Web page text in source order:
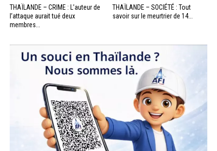
THAÏLANDE – CRIME : L’auteur de
l’attaque aurait tué deux
membres...
THAÏLANDE – SOCIÉTÉ : Tout
savoir sur le meurtrier de 14...